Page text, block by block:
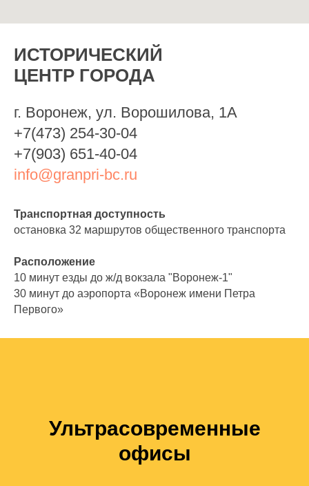
ИСТОРИЧЕСКИЙ
ЦЕНТР ГОРОДА
г. Воронеж, ул. Ворошилова, 1А
+7(473) 254-30-04
+7(903) 651-40-04
info@granpri-bc.ru
Транспортная доступность
остановка 32 маршрутов общественного транспорта
Расположение
10 минут езды до ж/д вокзала "Воронеж-1"
30 минут до аэропорта «Воронеж имени Петра
Первого»
Ультрасовременные
офисы